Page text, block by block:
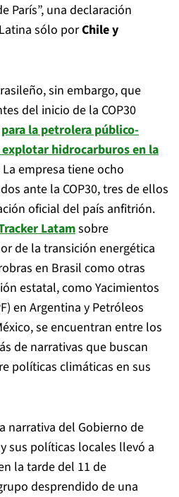
París”, una declaración
sólo porChile y
sin embargo, que
del inicio de la COP30
para la petrolera público-
hidrocarburos en la
La empresa tiene ocho
ante la COP30, tres de ellos
oficial del país anfitrión.
Latamsobre
de la transición energética
en Brasil como otras
estatal, como Yacimientos
en Argentina y Petróleos
se encuentran entre los
de narrativas que buscan
políticas climáticas en sus
narrativa del Gobierno de
sus políticas locales llevó a
la tarde del 11 de
desprendido de una